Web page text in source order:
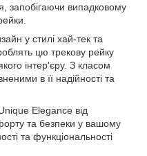
запобігаючи випадковому
у стилі хай-тек та
цю трекову рейку
інтер'єру. З класом
в її надійності та
Elegance від
та безпеки у вашому
та функціональності